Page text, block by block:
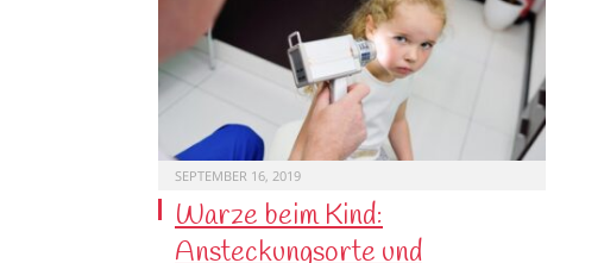
SEPTEMBER 16, 2019
Warze beim Kind:
Ansteckungsorte und